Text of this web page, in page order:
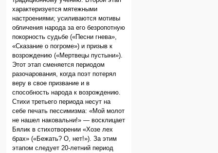
характеризуется мятежными
настроениями; усиливаются мотивы
обличения народа за его безропотную
покорность судьбе («Песни гнева»,
«Сказание о погроме») и призыв к
возрождению («Мертвецы пустыни»).
Этот этап сменяется периодом
разочарования, когда поэт потерял
веру в свое призвание и в
способность народа к возрождению.
Стихи третьего периода несут на
себе печать пессимизма: «Мой молот
не нашел наковальни!» — восклицает
Бялик в стихотворении «Хозе лех
брах» («Бежать? О, нет!»). За этим
этапом следует 20-летний период